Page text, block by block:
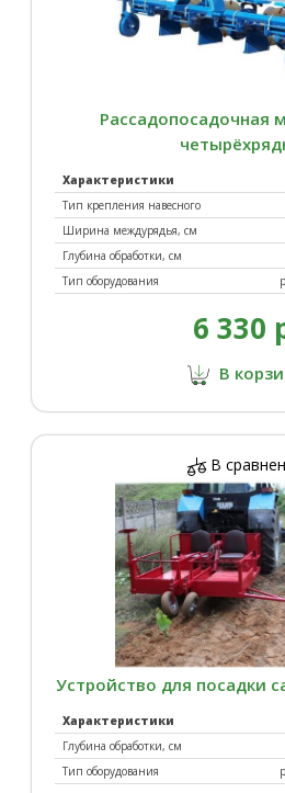
Погрузчики
Фрезы Щетки
оборудование
Рассадопосадочная
Характеристики
Тип крепления навесного
Ширина междурядья, см
Глубина обработки, см
Тип оборудования
6 330
В
В
Устройство для посадки
Характеристики
Глубина обработки, см
Тип оборудования